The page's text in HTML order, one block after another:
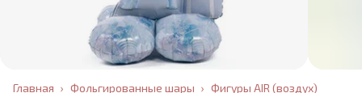
Фигуры AIR (воздух)
Фольгированные шары ›
Главная ›